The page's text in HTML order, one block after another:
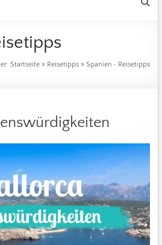
Startseite » Reisetipps »Spanien • Reisetipps